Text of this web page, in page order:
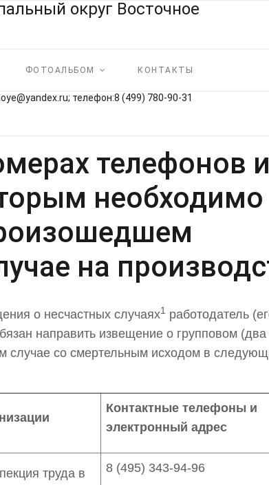
ФОТОАЛЬБОМ КОНТАКТЫ
телефон:8 (499) 780‑90‑31
телефонов и
необходимо
на
о несчастных случаях1 работодатель
направить извещение о групповом
случае со смертельным исходом в
Контактные телефоны и
электронный адрес
труда в
8 (495) 343-94-96